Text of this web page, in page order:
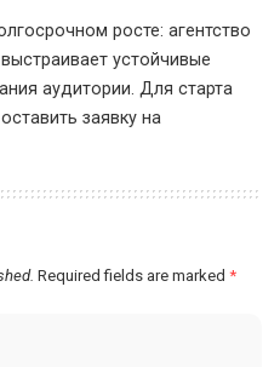
росте: агентство
устойчивые
аудитории. Для старта
заявку на
Required fields are marked *